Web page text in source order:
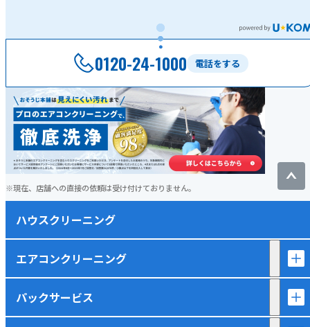
電話をする
0120-24-1000
現在、店舗への直接の依頼は受け付けておりません。
ハウスクリーニング
エアコンクリーニング
パックサービス